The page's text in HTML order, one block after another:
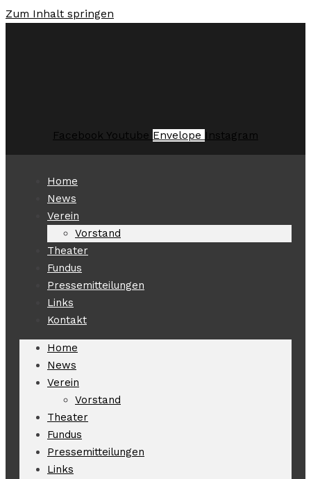
Zum Inhalt springen
Facebook Youtube Envelope Instagram
Home
News
Verein
Vorstand
Theater
Fundus
Pressemitteilungen
Links
Kontakt
Home
News
Verein
Vorstand
Theater
Fundus
Pressemitteilungen
Links